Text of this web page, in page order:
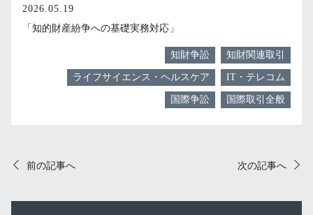
2026.05.19
「知的財産紛争への基礎実務対応」
知財争訟 知財関連取引
ライフサイエンス・ヘルスケア IT・テレコム
国際争訟 国際取引全般
前の記事へ 次の記事へ